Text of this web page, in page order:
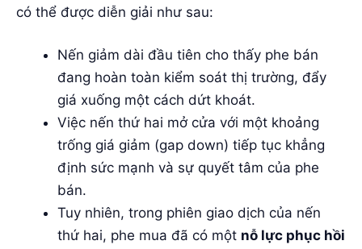
có thể được diễn giải như sau:
Nến giảm dài đầu tiên cho thấy phe bán
đang hoàn toàn kiểm soát thị trường, đẩy
giá xuống một cách dứt khoát.
Việc nến thứ hai mở cửa với một khoảng
trống giá giảm (gap down) tiếp tục khẳng
định sức mạnh và sự quyết tâm của phe
bán.
Tuy nhiên, trong phiên giao dịch của nến
thứ hai, phe mua đã có một nỗ lực phục hồi